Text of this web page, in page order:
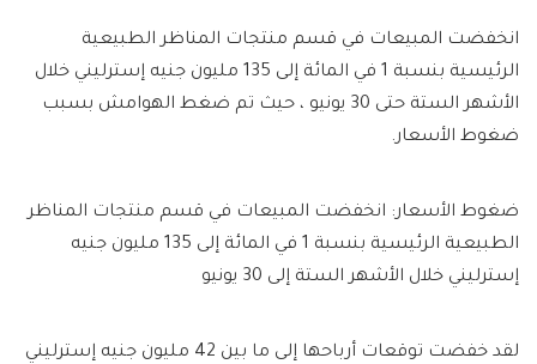
انخفضت المبيعات في قسم منتجات المناظر الطبيعية
الرئيسية بنسبة 1 في المائة إلى 135 مليون جنيه إسترليني خلال
الأشهر الستة حتى 30 يونيو ، حيث تم ضغط الهوامش بسبب
ضغوط الأسعار.
ضغوط الأسعار: انخفضت المبيعات في قسم منتجات المناظر
الطبيعية الرئيسية بنسبة 1 في المائة إلى 135 مليون جنيه
إسترليني خلال الأشهر الستة إلى 30 يونيو
لقد خفضت توقعات أرباحها إلى ما بين 42 مليون جنيه إسترليني